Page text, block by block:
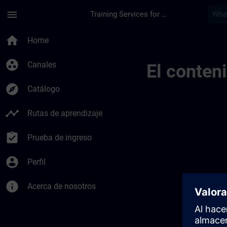
menu Training Services for Digital Industries
home Home
group_work Canales
explore Catálogo
timeline Rutas de aprendizaje
assignment_turned_in Prueba de ingreso
account_circle Perfil
info Acerca de nosotros
El